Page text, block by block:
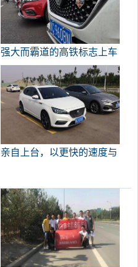
强大而霸道的高铁标志上车
后，假装是高铁版本！
亲自上台，以更快的速度与